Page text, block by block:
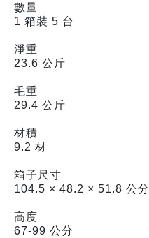
數量
1 箱裝 5 台
淨重
23.6 公斤
毛重
29.4 公斤
材積
9.2 材
箱子尺寸
104.5 × 48.2 × 51.8 公分
高度
67-99 公分